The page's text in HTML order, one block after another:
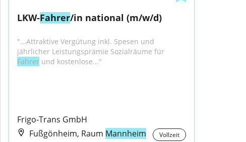
LKW-Fahrer/in national (m/w/d)
"...Attraktive Vergütung inkl. Spesen und
jährlicher Leistungsprämie Sozialräume für
Fahrer und kostenlose..."
Frigo-Trans GmbH
Fußgönheim, Raum Mannheim Vollzeit